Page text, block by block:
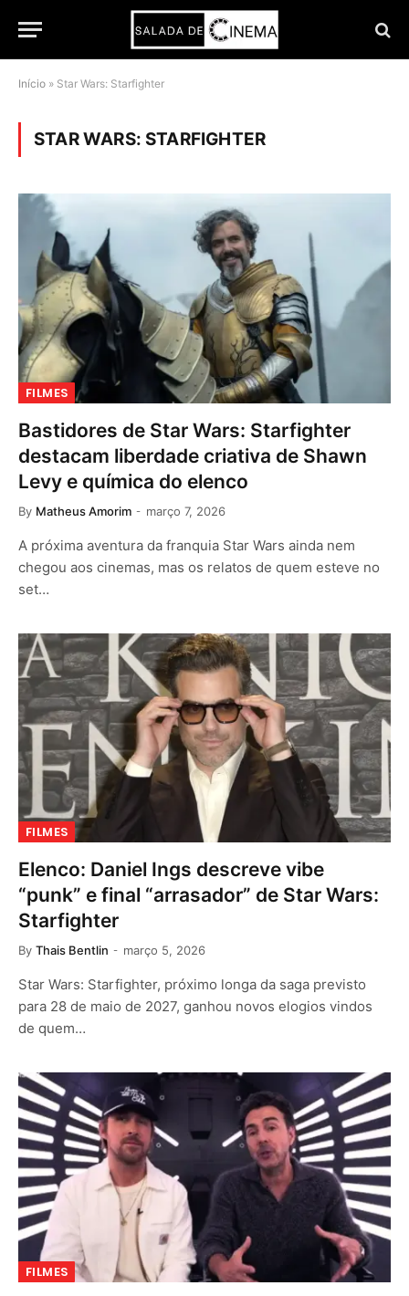
Início » Star Wars: Starfighter
STAR WARS: STARFIGHTER
FILMES
Bastidores de Star Wars: Starfighter
destacam liberdade criativa de Shawn
Levy e química do elenco
By Matheus Amorim março 7, 2026
A próxima aventura da franquia Star Wars ainda nem
chegou aos cinemas, mas os relatos de quem esteve no
set…
FILMES
Elenco: Daniel Ings descreve vibe
“punk” e final “arrasador” de Star Wars:
Starfighter
By Thais Bentlin março 5, 2026
Star Wars: Starfighter, próximo longa da saga previsto
para 28 de maio de 2027, ganhou novos elogios vindos
de quem…
FILMES